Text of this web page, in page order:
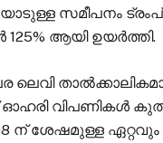
സമീപനം
ആയി ഉയർത്തി.
ലെവി
വിപണികൾ
ന് ശേഷമുള്ള ഏറ്റവും